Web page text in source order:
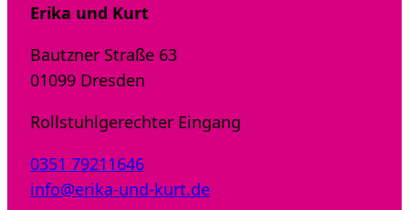
Erika und Kurt
Bautzner Straße 63
01099 Dresden
Rollstuhlgerechter Eingang
0351 79211646
info@erika-und-kurt.de